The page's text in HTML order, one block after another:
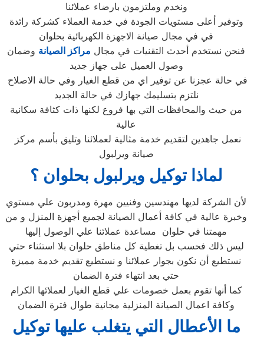
ونخدم وملتزمون بارضاء عملائنا
وتوفير أعلى مستويات الجودة في خدمة العملاء كشركة رائدة
في في مجال صيانة الاجهزة الكهربائية بحلوان
فنحن نستخدم أحدث التقنيات في مجال مراكز الصيانة وضمان
وصول العميل على جهاز جديد
نلتزم بتسليمك جهازك في حالة الجديد
من حيث والمحافظات التي بها فروع لكنها ذات كثافة سكانية
عالية
صيانة ويرلبول
لماذا توكيل ويرلبول بحلوان ؟
لأن الشركة لديها مهندسين وفنيين مهرة ومدربون علي مستوي
وخبرة عالية في كافة أعمال الصيانة لجميع أجهزة المنزل و من
مهمتنا في حلوان مساعدة عملائنا علي الوصول إليها
ليس ذلك فحسب بل تغطية كل مناطق حلوان بلا استثناء حتي
نستطيع أن نكون بجوار عملائنا و نستطيع تقديم خدمة مميزة
حتي بعد انتهاء فترة الضمان
كما أنها تقوم بعمل خصومات علي قطع الغيار لعملائها الكرام
وكافة اعمال الصيانة المنزلية مجانية طوال فترة الضمان
ما الأعطال التي يتغلب عليها توكيل